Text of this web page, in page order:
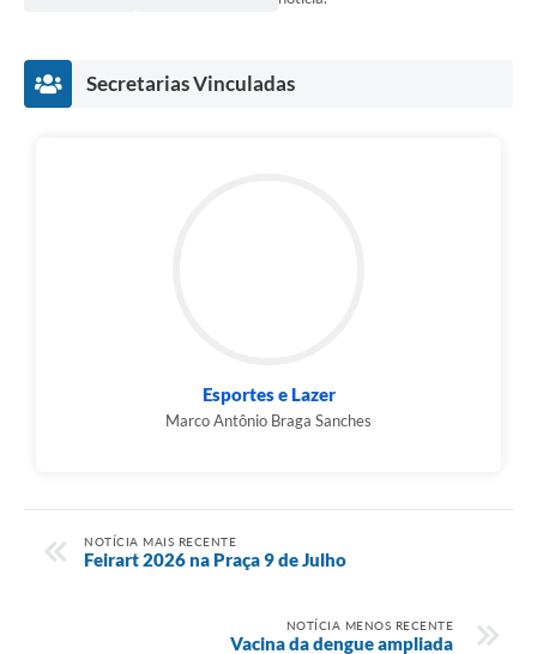
Secretarias Vinculadas
Esportes e Lazer
Marco Antônio Braga Sanches
NOTÍCIA MAIS RECENTE
Feirart 2026 na Praça 9 de Julho
NOTÍCIA MENOS RECENTE
Vacina da dengue ampliada